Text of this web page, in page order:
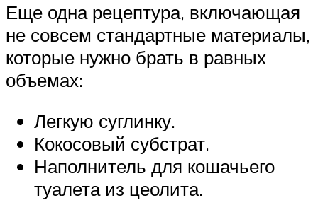
Еще одна рецептура, включающая
не совсем стандартные материалы,
которые нужно брать в равных
объемах:
Легкую суглинку.
Кокосовый субстрат.
Наполнитель для кошачьего
туалета из цеолита.